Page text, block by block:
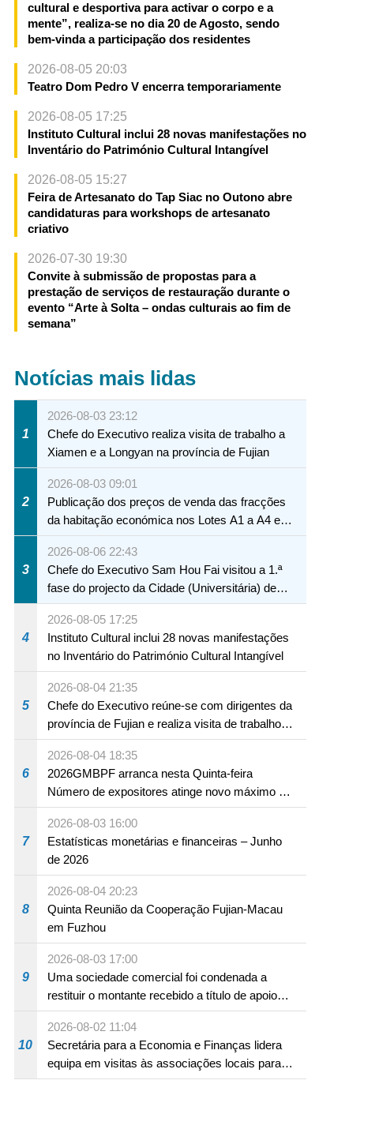
cultural e desportiva para activar o corpo e a
mente”, realiza-se no dia 20 de Agosto, sendo
bem-vinda a participação dos residentes
2026-08-05 20:03
Teatro Dom Pedro V encerra temporariamente
2026-08-05 17:25
Instituto Cultural inclui 28 novas manifestações no
Inventário do Património Cultural Intangível
2026-08-05 15:27
Feira de Artesanato do Tap Siac no Outono abre
candidaturas para workshops de artesanato
criativo
2026-07-30 19:30
Convite à submissão de propostas para a
prestação de serviços de restauração durante o
evento “Arte à Solta – ondas culturais ao fim de
semana”
Notícias mais lidas
1
2026-08-03 23:12
Chefe do Executivo realiza visita de trabalho a
Xiamen e a Longyan na província de Fujian
2
2026-08-03 09:01
Publicação dos preços de venda das fracções
da habitação económica nos Lotes A1 a A4 e
A12 da Zona A dos Novos Aterros
3
2026-08-06 22:43
Chefe do Executivo Sam Hou Fai visitou a 1.ª
fase do projecto da Cidade (Universitária) de
Educação Internacional de Macau e Hengqin
4
2026-08-05 17:25
Instituto Cultural inclui 28 novas manifestações
no Inventário do Património Cultural Intangível
5
2026-08-04 21:35
Chefe do Executivo reúne-se com dirigentes da
província de Fujian e realiza visita de trabalho
em Fuzhou
6
2026-08-04 18:35
2026GMBPF arranca nesta Quinta-feira
Número de expositores atinge novo máximo em
18 anos
7
2026-08-03 16:00
Estatísticas monetárias e financeiras – Junho
de 2026
8
2026-08-04 20:23
Quinta Reunião da Cooperação Fujian-Macau
em Fuzhou
9
2026-08-03 17:00
Uma sociedade comercial foi condenada a
restituir o montante recebido a título de apoio
pecuniário para combater a epidemia de 2022,
por não ter sido provado que reunia os
requisitos para a sua atribuição
10
2026-08-02 11:04
Secretária para a Economia e Finanças lidera
equipa em visitas às associações locais para
consolidar consensos e promover os trabalhos